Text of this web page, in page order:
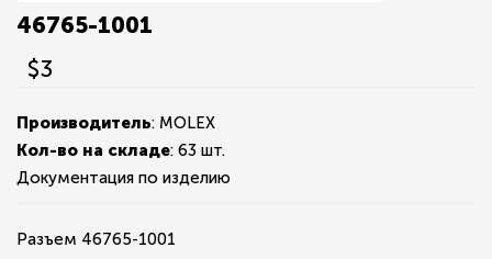
46765-1001
$3
Производитель: MOLEX
Кол-во на складе: 63 шт.
Документация по изделию
Разъем 46765-1001